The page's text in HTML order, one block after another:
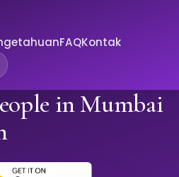
FAQKontak
in Mumbai